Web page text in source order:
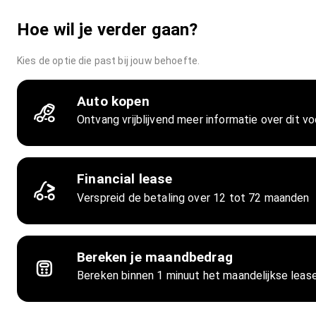
Hoe wil je verder gaan?
Kies de optie die past bij jouw behoefte.
Auto kopen
Ontvang vrijblijvend meer informatie over dit
Financial lease
Verspreid de betaling over 12 tot 72 maanden
Bereken je maandbedrag
Bereken binnen 1 minuut het maandelijkse